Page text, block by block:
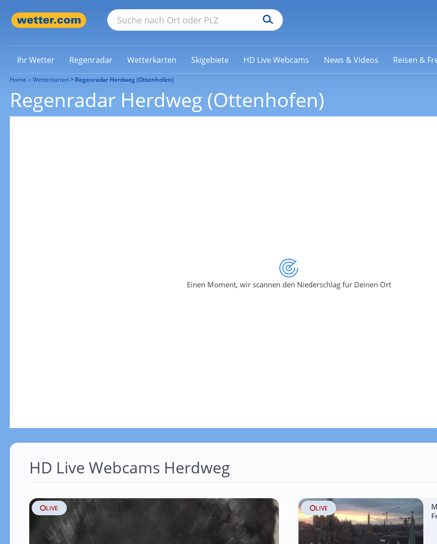
Ihr Wetter Regenradar Wetterkarten Skigebiete HD Live Webcams News & Videos Reisen &
Home Wetterkarten Regenradar Herdweg (Ottenhofen)
Regenradar Herdweg (Ottenhofen)
Einen Moment, wir scannen den Niederschlag für Deinen Ort
HD Live Webcams Herdweg
LIVE LIVE